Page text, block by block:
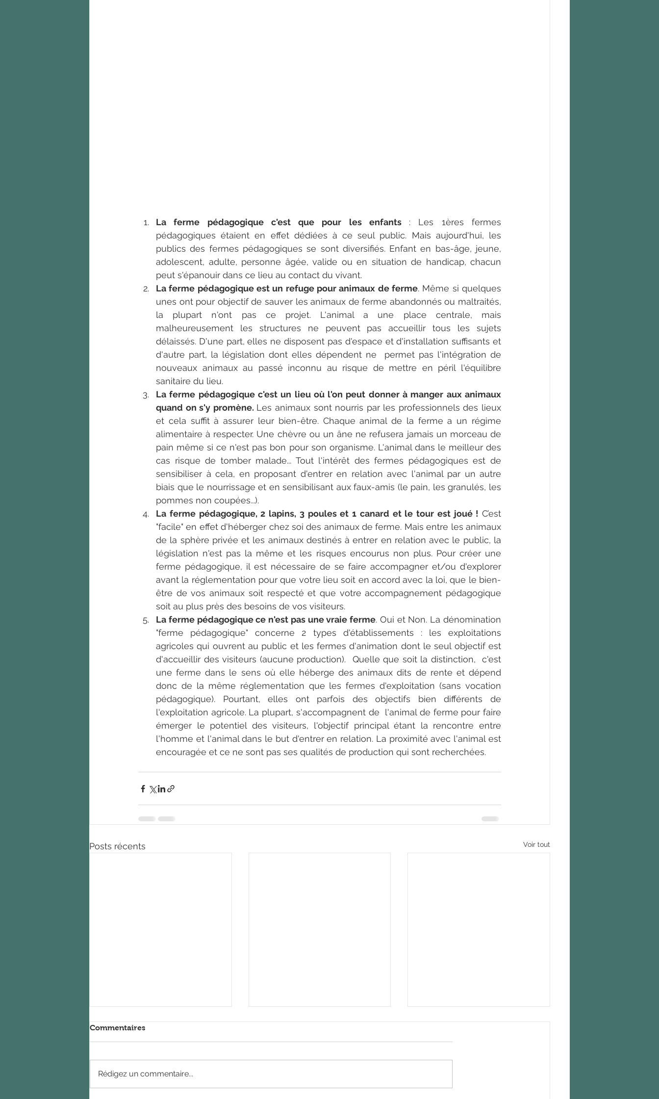
La ferme pédagogique c'est que pour les enfants : Les 1ères fermes
pédagogiques étaient en effet dédiées à ce seul public. Mais aujourd'hui, les
publics des fermes pédagogiques se sont diversifiés. Enfant en bas-âge, jeune,
adolescent, adulte, personne âgée, valide ou en situation de handicap, chacun
peut s'épanouir dans ce lieu au contact du vivant.
La ferme pédagogique est un refuge pour animaux de ferme. Même si quelques
unes ont pour objectif de sauver les animaux de ferme abandonnés ou maltraités,
la plupart n'ont pas ce projet. L'animal a une place centrale, mais
malheureusement les structures ne peuvent pas accueillir tous les sujets
délaissés. D'une part, elles ne disposent pas d'espace et d'installation suffisants et
d'autre part, la législation dont elles dépendent ne  permet pas l'intégration de
nouveaux animaux au passé inconnu au risque de mettre en péril l'équilibre
sanitaire du lieu.
La ferme pédagogique c'est un lieu où l'on peut donner à manger aux animaux
quand on s'y promène. Les animaux sont nourris par les professionnels des lieux
et cela suffit à assurer leur bien-être. Chaque animal de la ferme a un régime
alimentaire à respecter. Une chèvre ou un âne ne refusera jamais un morceau de
pain même si ce n'est pas bon pour son organisme. L'animal dans le meilleur des
cas risque de tomber malade... Tout l'intérêt des fermes pédagogiques est de
sensibiliser à cela, en proposant d'entrer en relation avec l'animal par un autre
biais que le nourrissage et en sensibilisant aux faux-amis (le pain, les granulés, les
pommes non coupées...).
La ferme pédagogique, 2 lapins, 3 poules et 1 canard et le tour est joué ! C’est
"facile" en effet d'héberger chez soi des animaux de ferme. Mais entre les animaux
de la sphère privée et les animaux destinés à entrer en relation avec le public, la
législation n'est pas la même et les risques encourus non plus. Pour créer une
ferme pédagogique, il est nécessaire de se faire accompagner et/ou d'explorer
avant la réglementation pour que votre lieu soit en accord avec la loi, que le bien-
être de vos animaux soit respecté et que votre accompagnement pédagogique
soit au plus près des besoins de vos visiteurs.
La ferme pédagogique ce n'est pas une vraie ferme. Oui et Non. La dénomination
"ferme pédagogique" concerne 2 types d'établissements : les exploitations
agricoles qui ouvrent au public et les fermes d'animation dont le seul objectif est
d'accueillir des visiteurs (aucune production).  Quelle que soit la distinction,  c'est
une ferme dans le sens où elle héberge des animaux dits de rente et dépend
donc de la même réglementation que les fermes d'exploitation (sans vocation
pédagogique). Pourtant, elles ont parfois des objectifs bien différents de
l'exploitation agricole. La plupart, s'accompagnent de  l'animal de ferme pour faire
émerger le potentiel des visiteurs, l'objectif principal étant la rencontre entre
l'homme et l'animal dans le but d'entrer en relation. La proximité avec l'animal est
encouragée et ce ne sont pas ses qualités de production qui sont recherchées.
Posts récents Voir tout
Commentaires
Rédigez un commentaire...